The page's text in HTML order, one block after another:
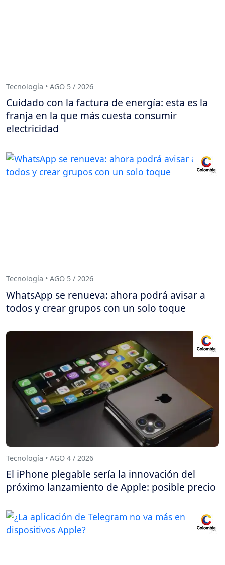
Tecnología • AGO 5 / 2026
Cuidado con la factura de energía: esta es la
franja en la que más cuesta consumir
electricidad
Tecnología • AGO 5 / 2026
WhatsApp se renueva: ahora podrá avisar a
todos y crear grupos con un solo toque
Tecnología • AGO 4 / 2026
El iPhone plegable sería la innovación del
próximo lanzamiento de Apple: posible precio